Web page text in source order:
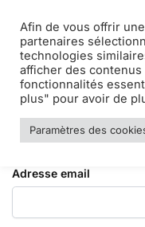
MENU
Accueil / Mon compte
Mon
Se connecter
Adresse email
Afin de vous offrir
partenaires
technologies
afficher des
fonctionnalités
plus" pour avoir de
Paramètres des